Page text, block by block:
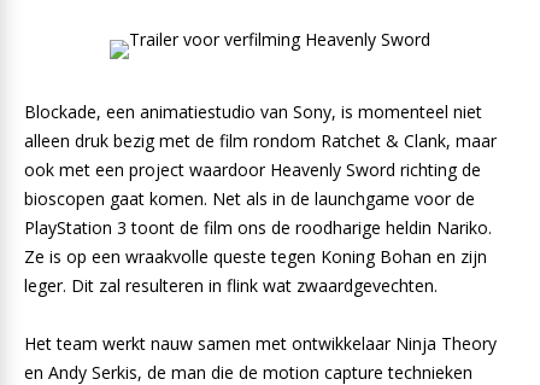
Blockade, een animatiestudio van Sony, is momenteel niet
alleen druk bezig met de film rondom Ratchet & Clank, maar
ook met een project waardoor Heavenly Sword richting de
bioscopen gaat komen. Net als in de launchgame voor de
PlayStation 3 toont de film ons de roodharige heldin Nariko.
Ze is op een wraakvolle queste tegen Koning Bohan en zijn
leger. Dit zal resulteren in flink wat zwaardgevechten.
Het team werkt nauw samen met ontwikkelaar Ninja Theory
en Andy Serkis, de man die de motion capture technieken